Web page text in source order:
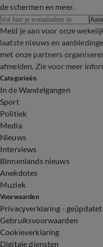
de schermen en meer.
Meld je aan voor onze
laatste nieuws en
met onze partners
afmelden. Zie voor meer
Categorieën
In de Wandelgangen
Sport
Politiek
Media
Nieuws
Interviews
Binnenlands nieuws
Anekdotes
Muziek
Voorwaarden
Privacyverklaring - geüpdatet
Gebruiksvoorwaarden
Cookieverklaring
Digitale diensten